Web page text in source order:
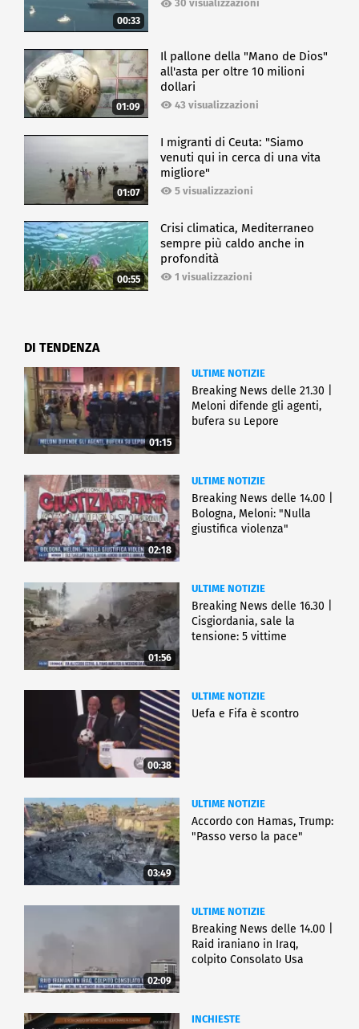
00:33
30 visualizzazioni
01:09
Il pallone della "Mano de Dios"
all'asta per oltre 10 milioni
dollari
43 visualizzazioni
01:07
I migranti di Ceuta: "Siamo
venuti qui in cerca di una vita
migliore"
5 visualizzazioni
00:55
Crisi climatica, Mediterraneo
sempre più caldo anche in
profondità
1 visualizzazioni
DI TENDENZA
01:15
ULTIME NOTIZIE
Breaking News delle 21.30 |
Meloni difende gli agenti,
bufera su Lepore
02:18
ULTIME NOTIZIE
Breaking News delle 14.00 |
Bologna, Meloni: "Nulla
giustifica violenza"
01:56
ULTIME NOTIZIE
Breaking News delle 16.30 |
Cisgiordania, sale la
tensione: 5 vittime
00:38
ULTIME NOTIZIE
Uefa e Fifa è scontro
03:49
ULTIME NOTIZIE
Accordo con Hamas, Trump:
"Passo verso la pace"
02:09
ULTIME NOTIZIE
Breaking News delle 14.00 |
Raid iraniano in Iraq,
colpito Consolato Usa
INCHIESTE